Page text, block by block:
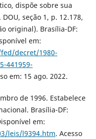
dispõe sobre sua
seção 1, p. 12.178,
original). Brasília-DF:
em:
decret/1980-
441959-
em: 15 ago. 2022.
de 1996. Estabelece
Brasília-DF:
em:
leis/l9394.htm. Acesso